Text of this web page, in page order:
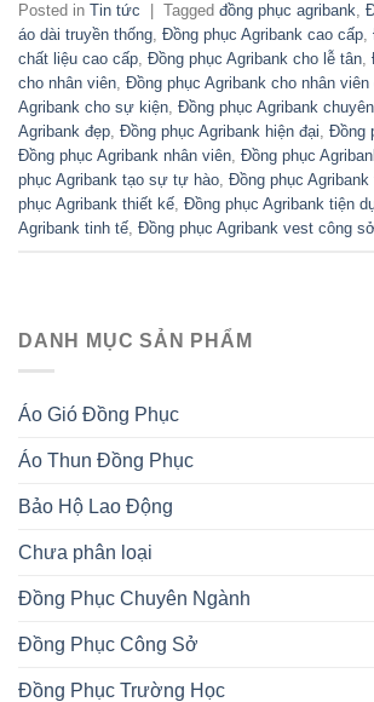
Posted in Tin tức Tagged đồng phục agribank,
áo dài truyền thống, Đồng phục Agribank cao cấp,
chất liệu cao cấp, Đồng phục Agribank cho lễ tân,
cho nhân viên, Đồng phục Agribank cho nhân viên
Agribank cho sự kiện, Đồng phục Agribank
Agribank đẹp, Đồng phục Agribank hiện đại, Đồng
Đồng phục Agribank nhân viên, Đồng phục
phục Agribank tạo sự tự hào, Đồng phục Agribank
phục Agribank thiết kế, Đồng phục Agribank tiện
Agribank tinh tế, Đồng phục Agribank vest công
DANH MỤC SẢN PHẨM
Áo Gió Đồng Phục
Áo Thun Đồng Phục
Bảo Hộ Lao Động
Chưa phân loại
Đồng Phục Chuyên Ngành
Đồng Phục Công Sở
Đồng Phục Trường Học